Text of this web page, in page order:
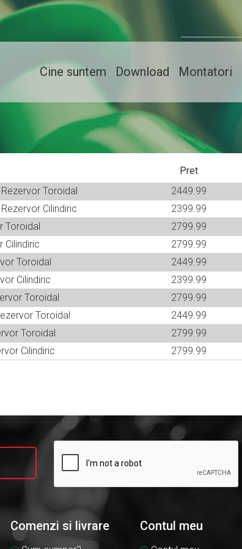
Cine suntem Download Montatori
Pret
Toroidal
2449.99
Cilindiric
2399.99
Toroidal
2799.99
Cilindiric
2799.99
Toroidal
2449.99
Cilindiric
2399.99
Toroidal
2799.99
Toroidal
2449.99
Toroidal
2799.99
Cilindiric
2799.99
Comenzi si livrare Contul meu